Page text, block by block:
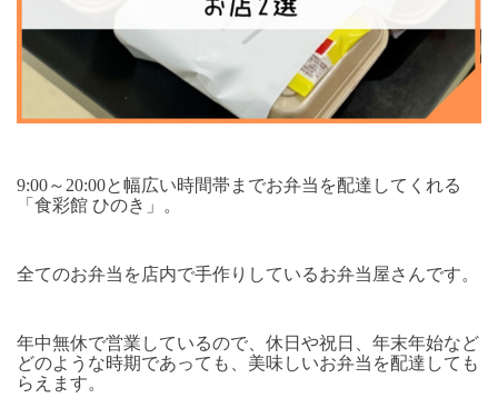
9:00～20:00と幅広い時間帯までお弁当を配達してくれる
「食彩館 ひのき」。
全てのお弁当を店内で手作りしているお弁当屋さんです。
年中無休で営業しているので、休日や祝日、年末年始など
どのような時期であっても、美味しいお弁当を配達しても
らえます。